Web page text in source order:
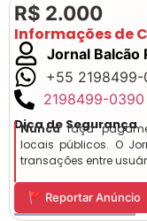
R$ 2.000
Informações de
Jornal Balcão
+55 2198499-
2198499-0390
Dica de Segurança
Nuncafaça
locais públicos. O
transações entre
🚩 Reportar Anúncio